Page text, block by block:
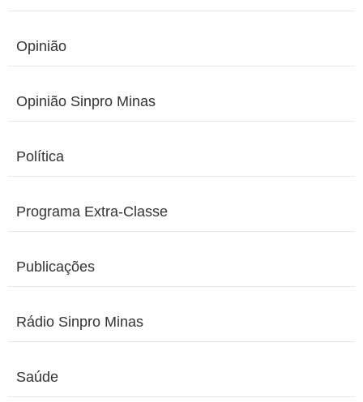
Opinião
Opinião Sinpro Minas
Política
Programa Extra-Classe
Publicações
Rádio Sinpro Minas
Saúde